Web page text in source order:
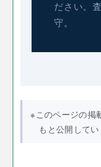
ださい。
守。
※このページの掲
もと公開してい